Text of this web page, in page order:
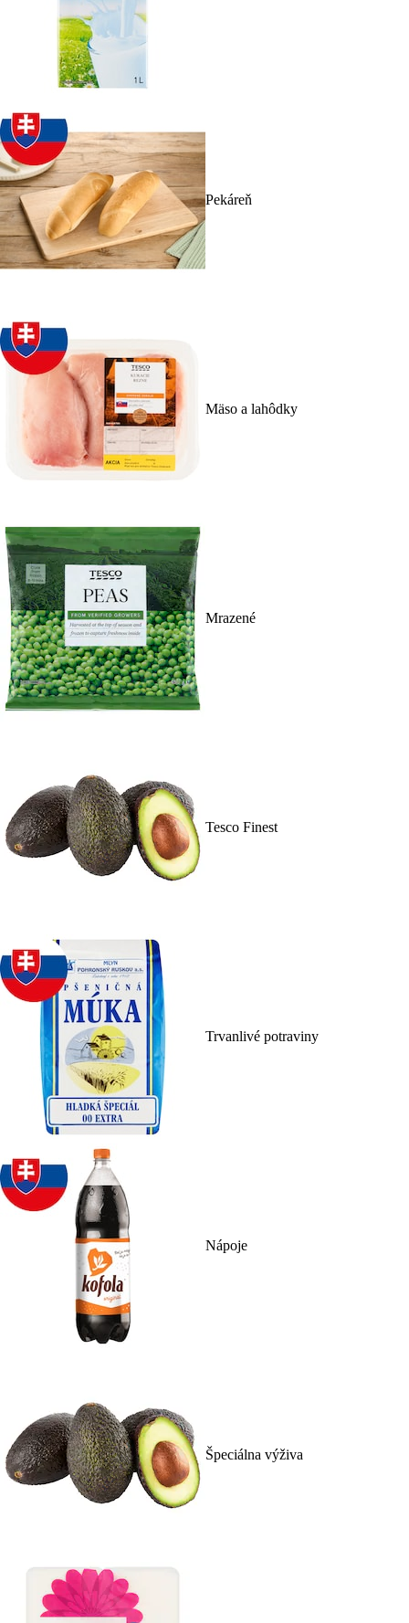
Pekáreň
Mäso a lahôdky
Mrazené
Tesco Finest
Trvanlivé potraviny
Nápoje
Špeciálna výživa